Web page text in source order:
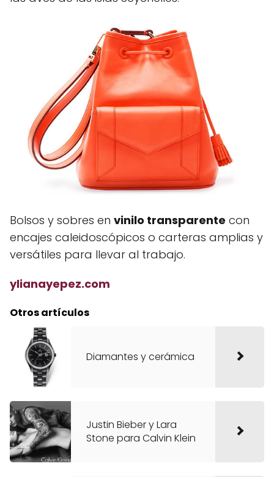
Bolsos y sobres en vinilo transparente con
encajes caleidoscópicos o carteras amplias y
versátiles para llevar al trabajo.
ylianayepez.com
Otros artículos
Diamantes y cerámica
Justin Bieber y Lara
Stone para Calvin Klein